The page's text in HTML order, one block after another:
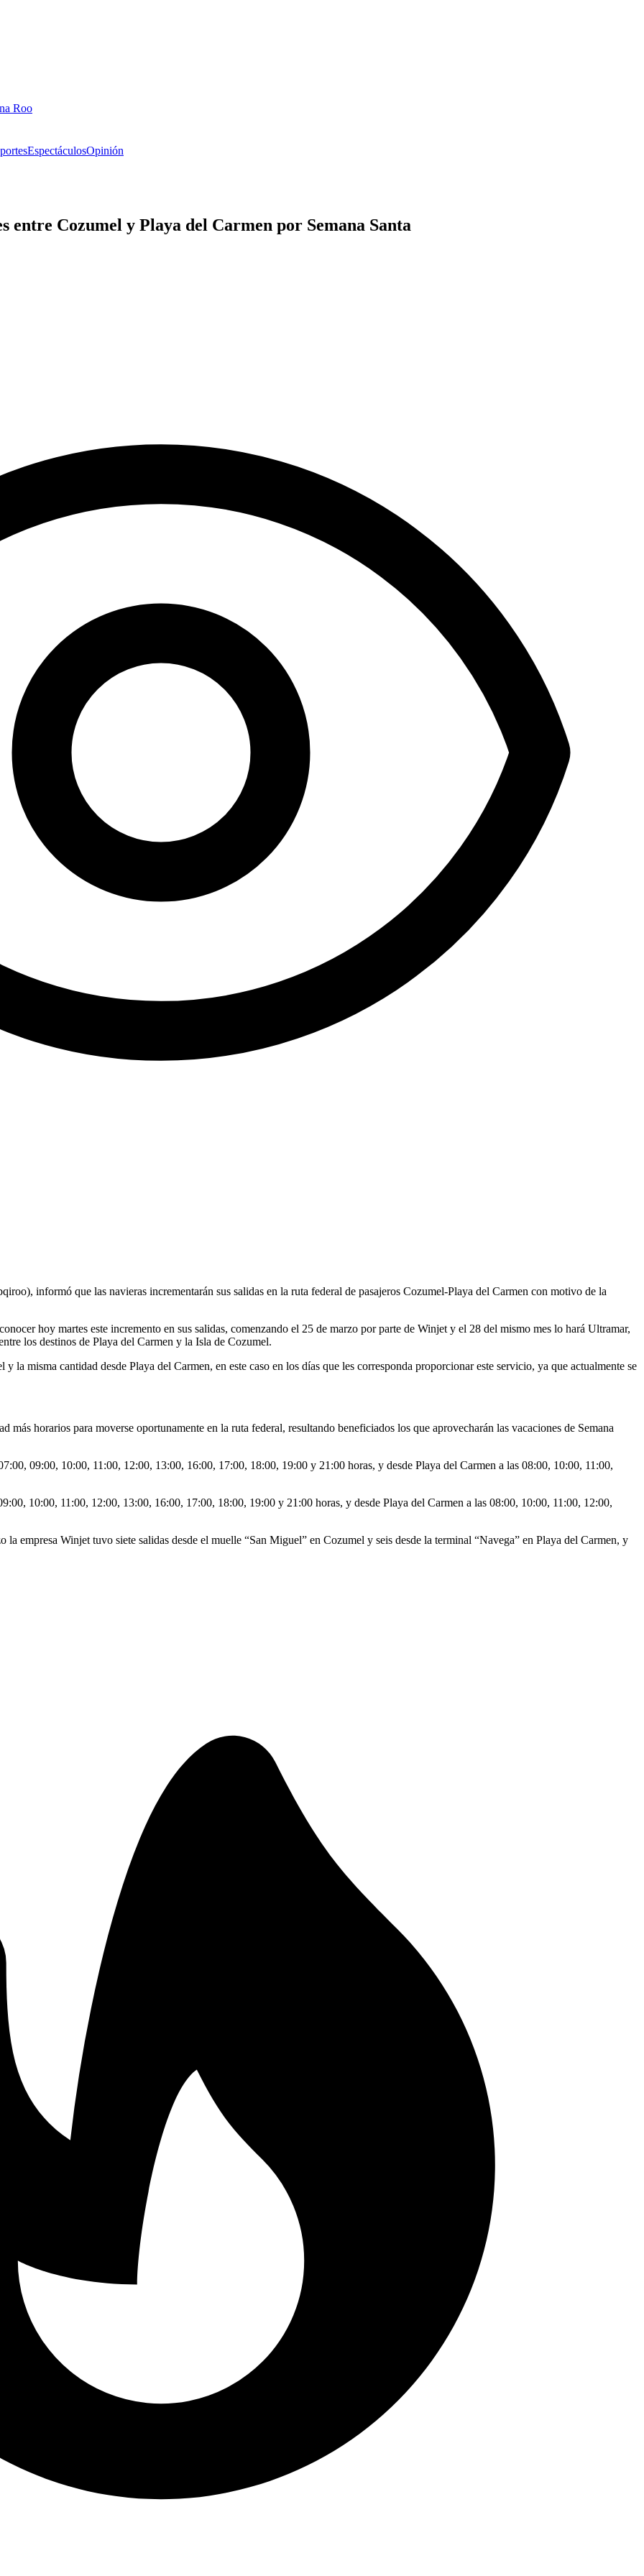
Roo
EspectáculosOpinión
entre Cozumel y Playa del Carmen por Semana Santa
informó que las navieras incrementarán sus salidas en la ruta federal de pasajeros Cozumel-Playa del Carmen con motivo de la
hoy martes este incremento en sus salidas, comenzando el 25 de marzo por parte de Winjet y el 28 del mismo mes lo hará Ultramar,
los destinos de Playa del Carmen y la Isla de Cozumel.
la misma cantidad desde Playa del Carmen, en este caso en los días que les corresponda proporcionar este servicio, ya que actualmente se
más horarios para moverse oportunamente en la ruta federal, resultando beneficiados los que aprovecharán las vacaciones de Semana
09:00, 10:00, 11:00, 12:00, 13:00, 16:00, 17:00, 18:00, 19:00 y 21:00 horas, y desde Playa del Carmen a las 08:00, 10:00, 11:00,
10:00, 11:00, 12:00, 13:00, 16:00, 17:00, 18:00, 19:00 y 21:00 horas, y desde Playa del Carmen a las 08:00, 10:00, 11:00, 12:00,
la empresa Winjet tuvo siete salidas desde el muelle “San Miguel” en Cozumel y seis desde la terminal “Navega” en Playa del Carmen, y